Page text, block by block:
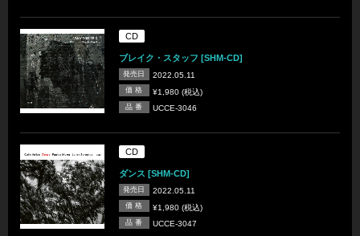
CD
ブレイク・スタッフ [SHM-CD]
発売日 2022.05.11
価 格 ¥1,980 (税込)
品 番 UCCE-3046
CD
ダンス [SHM-CD]
発売日 2022.05.11
価 格 ¥1,980 (税込)
品 番 UCCE-3047